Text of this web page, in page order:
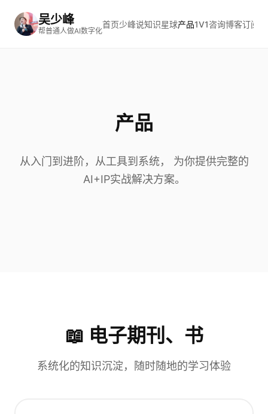
吴少峰
帮普通人做AI数字化
首页少峰说知识星球产品1V1咨询博客订阅
产品
从入门到进阶，从工具到系统， 为你提供完整的
AI+IP实战解决方案。
📖 电子期刊、书
系统化的知识沉淀，随时随地的学习体验